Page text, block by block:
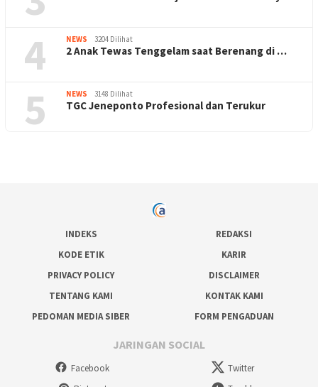
4 NEWS 3204 Dilihat
2 Anak Tewas Tenggelam saat Berenang di …
5 NEWS 3148 Dilihat
TGC Jeneponto Profesional dan Terukur
INDEKS
REDAKSI
KODE ETIK
KARIR
PRIVACY POLICY
DISCLAIMER
TENTANG KAMI
KONTAK KAMI
PEDOMAN MEDIA SIBER
FORM PENGADUAN
JARINGAN SOCIAL
Facebook
Twitter